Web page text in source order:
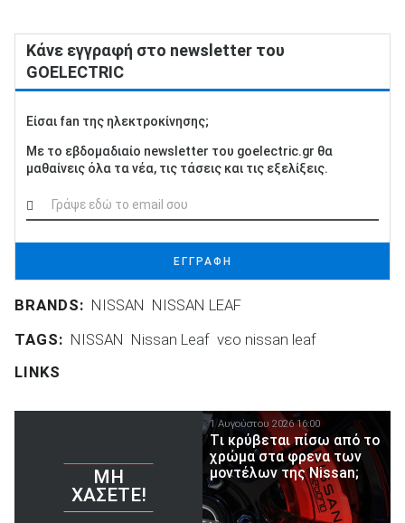
Κάνε εγγραφή στο newsletter του
GOELECTRIC
Είσαι fan της ηλεκτροκίνησης;
Με το εβδομαδιαίο newsletter του goelectric.gr θα
μαθαίνεις όλα τα νέα, τις τάσεις και τις εξελίξεις.
ΕΓΓΡΑΦΗ
BRANDS: NISSAN NISSAN LEAF
TAGS: NISSAN Nissan Leaf νεο nissan leaf
LINKS
ΜΗ
ΧΆΣΕΤΕ!
1 Αυγούστου 2026 16:00
Tι κρύβεται πίσω από το
χρώμα στα φρενα των
μοντέλων της Nissan;